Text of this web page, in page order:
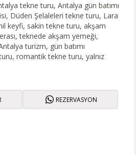
tekne turu, Antalya gün batımı
Düden Şelaleleri tekne turu, Lara
keyfi, sakin tekne turu, akşam
teknede akşam yemeği,
turizm, gün batımı
romantik tekne turu, yalnız
REZERVASYON